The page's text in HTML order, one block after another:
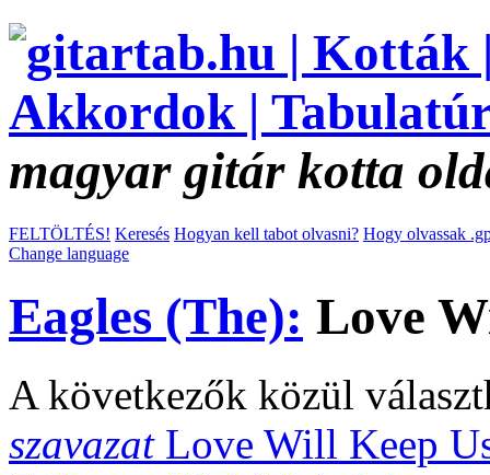
magyar gitár kotta
FELTÖLTÉS! Keresés Hogyan kell tabot olvasni? Hogy olvassak
Change language
Eagles (The): Love
A következők közül
szavazat Love Will Keep